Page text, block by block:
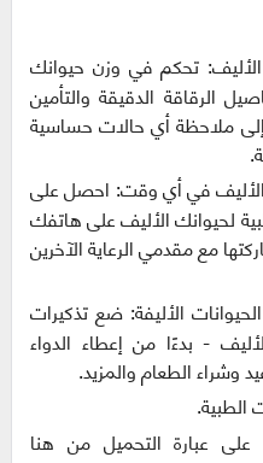
تحكم في وزن حيوانك
الرقاقة الدقيقة والتأمين
إلى ملاحظة أي حالات حساسية
في أي وقت: احصل على
لحيوانك الأليف على هاتفك
مع مقدمي الرعاية الآخرين
الأليفة: ضع تذكيرات
- بدءًا من إعطاء الدواء
وشراء الطعام والمزيد.
عبارة التحميل من هنا